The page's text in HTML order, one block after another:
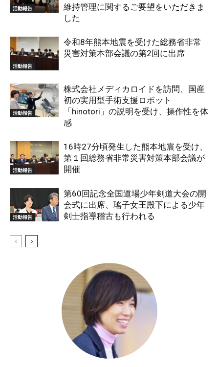
活動報告
維持管理に関するご要望をいただきま
した
活動報告
令和8年熊本地震を受けた総務省非常
災害対策本部会議の第2回に出席
活動報告
株式会社メディカロイドを訪問、国産
初の実用型手術支援ロボット
「hinotori」の説明を受け、操作性を体
感
活動報告
16時27分頃発生した熊本地震を受け、
第１回総務省非常災害対策本部会議が
開催
活動報告
第60回記念全国道場少年剣道大会の開
会式に出席、瑤子女王殿下による少年
剣士指導稽古も行われる